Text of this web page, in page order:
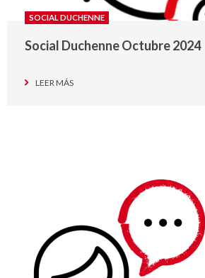
SOCIAL DUCHENNE
Social Duchenne Octubre 2024
LEER MÁS